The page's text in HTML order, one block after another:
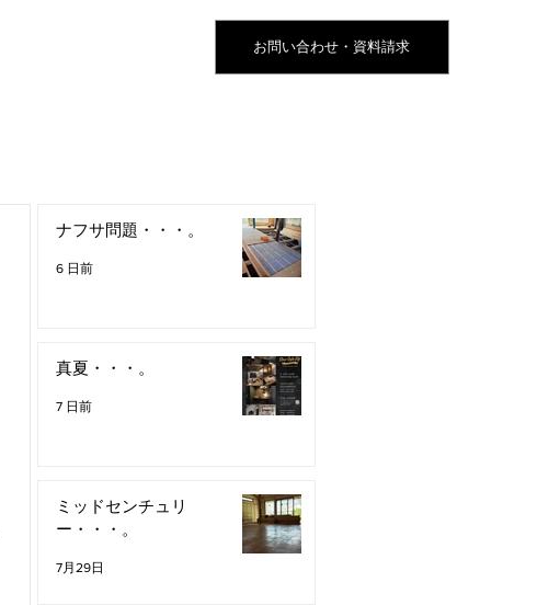
お問い合わせ・資料請求
ナフサ問題・・・。
6 日前
真夏・・・。
7 日前
ミッドセンチュリ
ー・・・。
7月29日